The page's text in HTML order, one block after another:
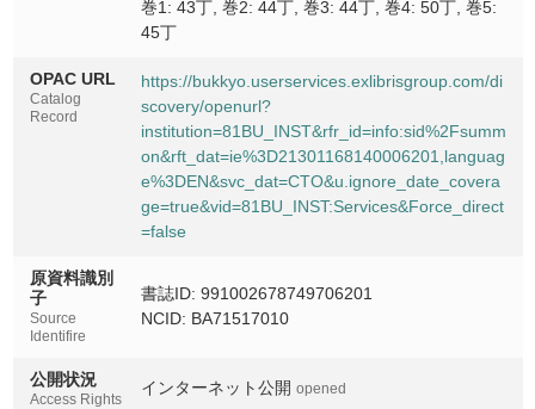
巻1: 43丁, 巻2: 44丁, 巻3: 44丁, 巻4: 50丁, 巻5:
45丁
OPAC URL
Catalog
Record
https://bukkyo.userservices.exlibrisgroup.com/di
scovery/openurl?
institution=81BU_INST&rfr_id=info:sid%2Fsumm
on&rft_dat=ie%3D21301168140006201,languag
e%3DEN&svc_dat=CTO&u.ignore_date_covera
ge=true&vid=81BU_INST:Services&Force_direct
=false
原資料識別
子
Source
Identifire
書誌ID: 991002678749706201
NCID: BA71517010
公開状況
Access Rights
インターネット公開 opened